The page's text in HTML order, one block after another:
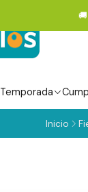
Temporada
Inicio